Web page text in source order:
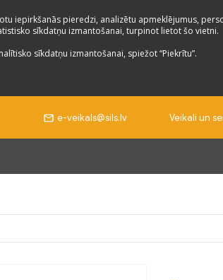
iepirkšanās pieredzi, analizētu apmeklējumus,
sīkdatņu izmantošanai, turpinot lietot šo vietni.
sīkdatņu izmantošanai, spiežot “Piekrītu”.
e-veikals@sils.lv Veikali un